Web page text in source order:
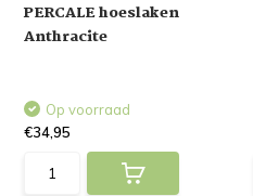
PERCALE hoeslaken
Anthracite
Op voorraad
€34,95